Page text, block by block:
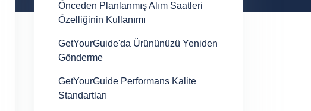
Önceden Planlanmış Alım Saatleri
Özelliğinin Kullanımı
GetYourGuide'da Ürününüzü Yeniden
Gönderme
GetYourGuide Performans Kalite
Standartları